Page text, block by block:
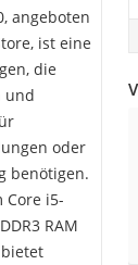
angeboten
ist eine
die
und
oder
benötigen.
Core i5-
RAM
bietet